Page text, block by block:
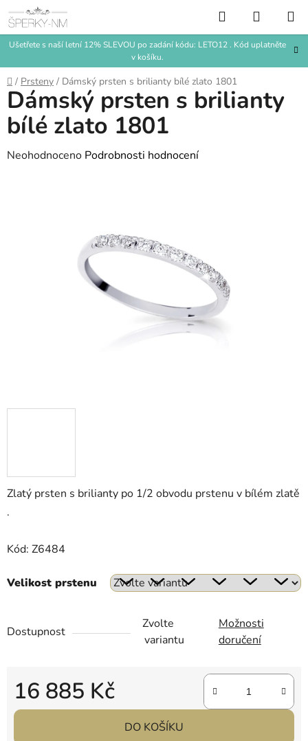
na
obsah
Ušetřete s naší letní 12% SLEVOU po zadání kódu: LETO12 . Kód uplatněte
v košíku.
Hledat
KOŠÍK
Domů
/ Prsteny / Dámský prsten s brilianty bílé zlato 1801
Zlatý prsten s brilianty po 1/2 obvodu prstenu v bílém zlatě
.
Kód: Z6484
Velikost prstenu
Dostupnost
Zvolte
variantu
Možnosti
doručení
16 885 Kč
Měrná cena:
DO KOŠÍKU
Dámský prsten s brilianty
bílé zlato 1801
Průměrné
Neohodnoceno Podrobnosti hodnocení